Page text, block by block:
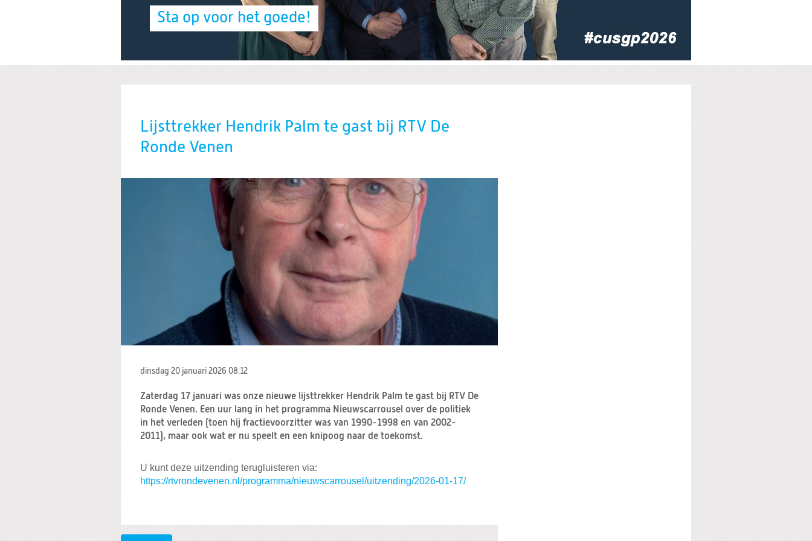
Sta op voor het goede!
Lijsttrekker Hendrik Palm te gast bij RTV De
Ronde Venen
dinsdag 20 januari 2026 08:12
Zaterdag 17 januari was onze nieuwe lijsttrekker Hendrik Palm te gast bij RTV De
Ronde Venen. Een uur lang in het programma Nieuwscarrousel over de politiek
in het verleden (toen hij fractievoorzitter was van 1990-1998 en van 2002-
2011), maar ook wat er nu speelt en een knipoog naar de toekomst.
U kunt deze uitzending terugluisteren via:
https://rtvrondevenen.nl/programma/nieuwscarrousel/uitzending/2026-01-17/